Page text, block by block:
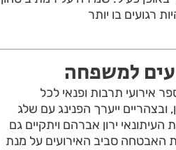
רגועים בו יותר
למשפחה
אירועי תרבות ופנאי לכל
ייערך הפנינג עם שלג
ירון אברהם ויתקיים גם
האבטחה סביב האירועים על מנת